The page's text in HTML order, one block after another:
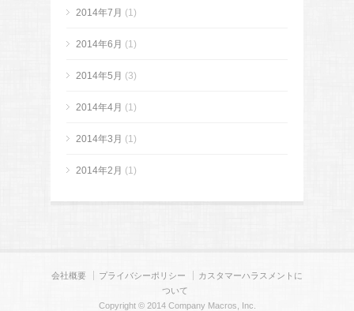
2014年7月 (1)
2014年6月 (1)
2014年5月 (3)
2014年4月 (1)
2014年3月 (1)
2014年2月 (1)
会社概要 プライバシーポリシー
カスタマーハラスメントに
ついて
Copyright © 2014 Company Macros, Inc.